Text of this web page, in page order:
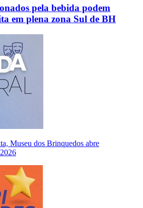
pela bebida podem
em plena zona Sul de BH
Museu dos Brinquedos abre